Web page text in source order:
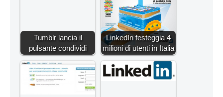
Tumblr lancia il
pulsante condividi
LinkedIn festeggia 4
milioni di utenti in Italia